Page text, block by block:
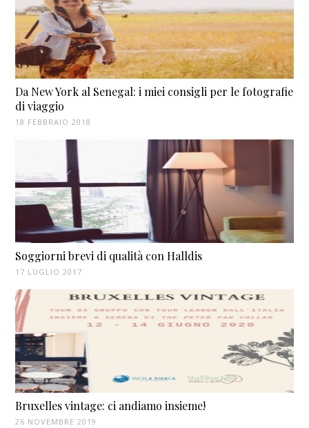
Da New York al Senegal: i miei consigli per le fotografie
di viaggio
18 FEBBRAIO 2018
Soggiorni brevi di qualità con Halldis
17 LUGLIO 2017
Bruxelles vintage: ci andiamo insieme!
26 NOVEMBRE 2019